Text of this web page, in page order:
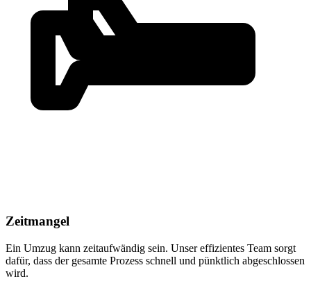
Zeitmangel
Ein Umzug kann zeitaufwändig sein. Unser effizientes Team sorgt
dafür, dass der gesamte Prozess schnell und pünktlich abgeschlossen
wird.